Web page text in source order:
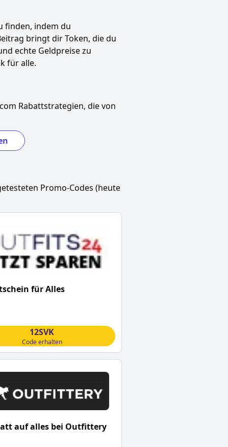
finden, indem du
bringt dir Token, die du
echte Geldpreise zu
für alle.
Rabattstrategien, die von
Promo-Codes (heute
für Alles
12SVK
Code erhalten
auf alles bei Outfittery